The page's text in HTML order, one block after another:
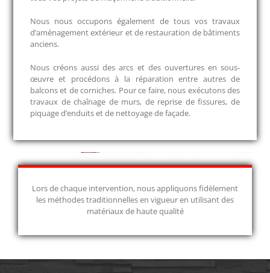
Nous nous occupons également de tous vos travaux
d’aménagement extérieur et de restauration de bâtiments
anciens.
Nous créons aussi des arcs et des ouvertures en sous-
œuvre et procédons à la réparation entre autres de
balcons et de corniches. Pour ce faire, nous exécutons des
travaux de chaînage de murs, de reprise de fissures, de
piquage d’enduits et de nettoyage de façade.
Lors de chaque intervention, nous appliquons fidèlement
les méthodes traditionnelles en vigueur en utilisant des
matériaux de haute qualité